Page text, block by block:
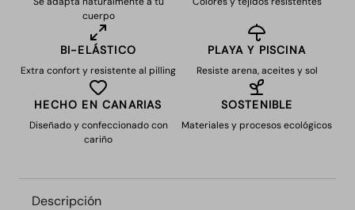
cuerpo
BI-ELÁSTICO
Extra confort y resistente al pilling
PLAYA Y PISCINA
Resiste arena, aceites y sol
HECHO EN CANARIAS
Diseñado y confeccionado con
cariño
SOSTENIBLE
Materiales y procesos ecológicos
Descripción